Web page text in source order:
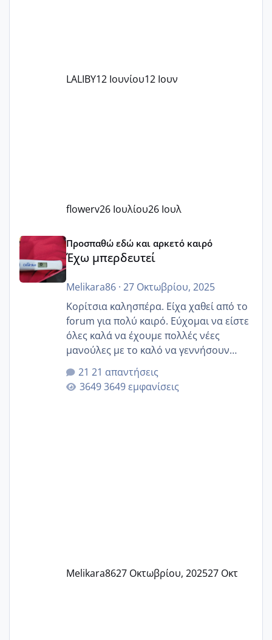
LALIBY12 Ιουνίου12 Ιουν
flowerv26 Ιουλίου26 Ιουλ
Έχω μπερδευτεί
Προσπαθώ εδώ και αρκετό καιρό
Έχω μπερδευτεί
Melikara86· 27 Οκτωβρίου, 2025
Κορίτσια καλησπέρα. Είχα χαθεί από το
forum για πολύ καιρό. Εύχομαι να είστε
όλες καλά να έχουμε πολλές νέες
μανούλες με το καλό να γεννήσουν
αυτές που ήδη περιμένουν. Να πάρουν
γερα μωράκια στην αγκαλίτσα τους
🙏🏼🙏🏼 Ας πάμε λοιπόν στο θέμα μου.
21 απαντήσεις
3649 εμφανίσεις
Melikara8627 Οκτωβρίου, 202527 Οκτ